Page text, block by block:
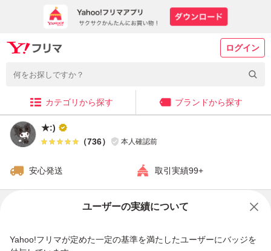
ログイン
カテゴリから探す ブランドから探す
★:)
（736） 本人確認前
安心発送 取引実績99+
ユーザーの実績について
Yahoo!フリマが定めた一定の基準を満たしたユーザーにバッジを